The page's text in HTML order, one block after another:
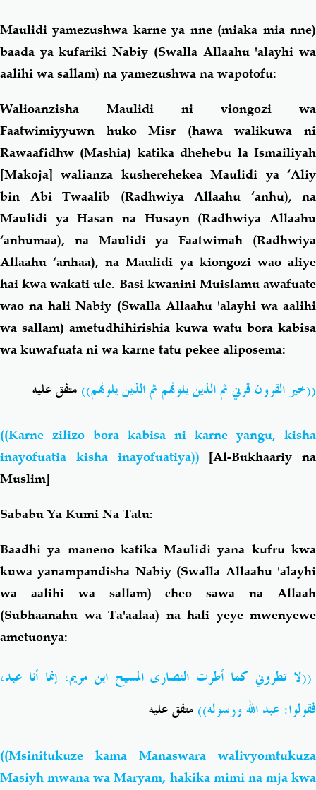
Maulidi yamezushwa karne ya nne (miaka mia nne)
baada ya kufariki Nabiy (Swalla Allaahu 'alayhi wa
aalihi wa sallam) na yamezushwa na wapotofu:
Walioanzisha Maulidi ni viongozi wa
Faatwimiyyuwn huko Misr (hawa walikuwa ni
Rawaafidhw (Mashia) katika dhehebu la Ismailiyah
[Makoja] walianza kusherehekea Maulidi ya ‘Aliy
bin Abi Twaalib (Radhwiya Allaahu ‘anhu), na
Maulidi ya Hasan na Husayn (Radhwiya Allaahu
‘anhumaa), na Maulidi ya Faatwimah (Radhwiya
Allaahu ‘anhaa), na Maulidi ya kiongozi wao aliye
hai kwa wakati ule. Basi kwanini Muislamu awafuate
wao na hali Nabiy (Swalla Allaahu 'alayhi wa aalihi
wa sallam) ametudhihirishia kuwa watu bora kabisa
wa kuwafuata ni wa karne tatu pekee aliposema:
((خير القرون قرني ثم الذين يلونهم ثم الذين يلونهم))متفق عليه
((Karne zilizo bora kabisa ni karne yangu, kisha
inayofuatia kisha inayofuatiya)) [Al-Bukhaariy na
Muslim]
Sababu Ya Kumi Na Tatu:
Baadhi ya maneno katika Maulidi yana kufru kwa
kuwa yanampandisha Nabiy (Swalla Allaahu 'alayhi
wa aalihi wa sallam) cheo sawa na Allaah
(Subhaanahu wa Ta'aalaa) na hali yeye mwenyewe
ametuonya:
((لا تطروني كما أطرت النصارى المسيح ابن مريم، إنما أنا عبد،
فقولوا: عبد الله ورسوله))متفق عليه
((Msinitukuze kama Manaswara walivyomtukuza
Masiyh mwana wa Maryam, hakika mimi na mja kwa